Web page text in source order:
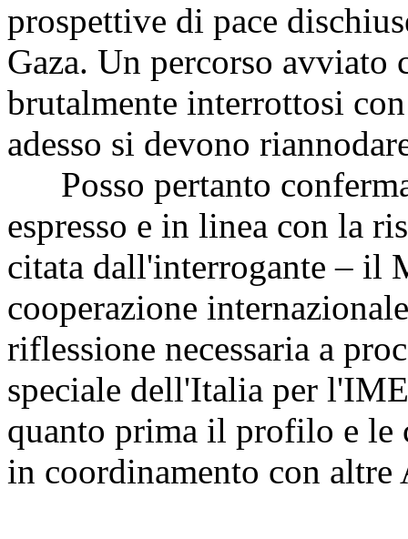
prospettive di pace
Gaza. Un percorso
brutalmente interrottosi
adesso si devono
Posso pertanto
espresso e in linea con la
citata dall'interrogante – il
cooperazione
riflessione necessaria a
speciale dell'Italia per
quanto prima il profilo e le
in coordinamento con